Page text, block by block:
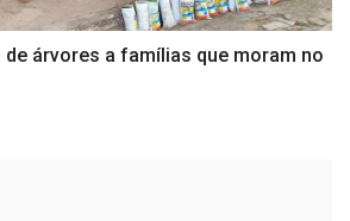
de árvores a famílias que moram no